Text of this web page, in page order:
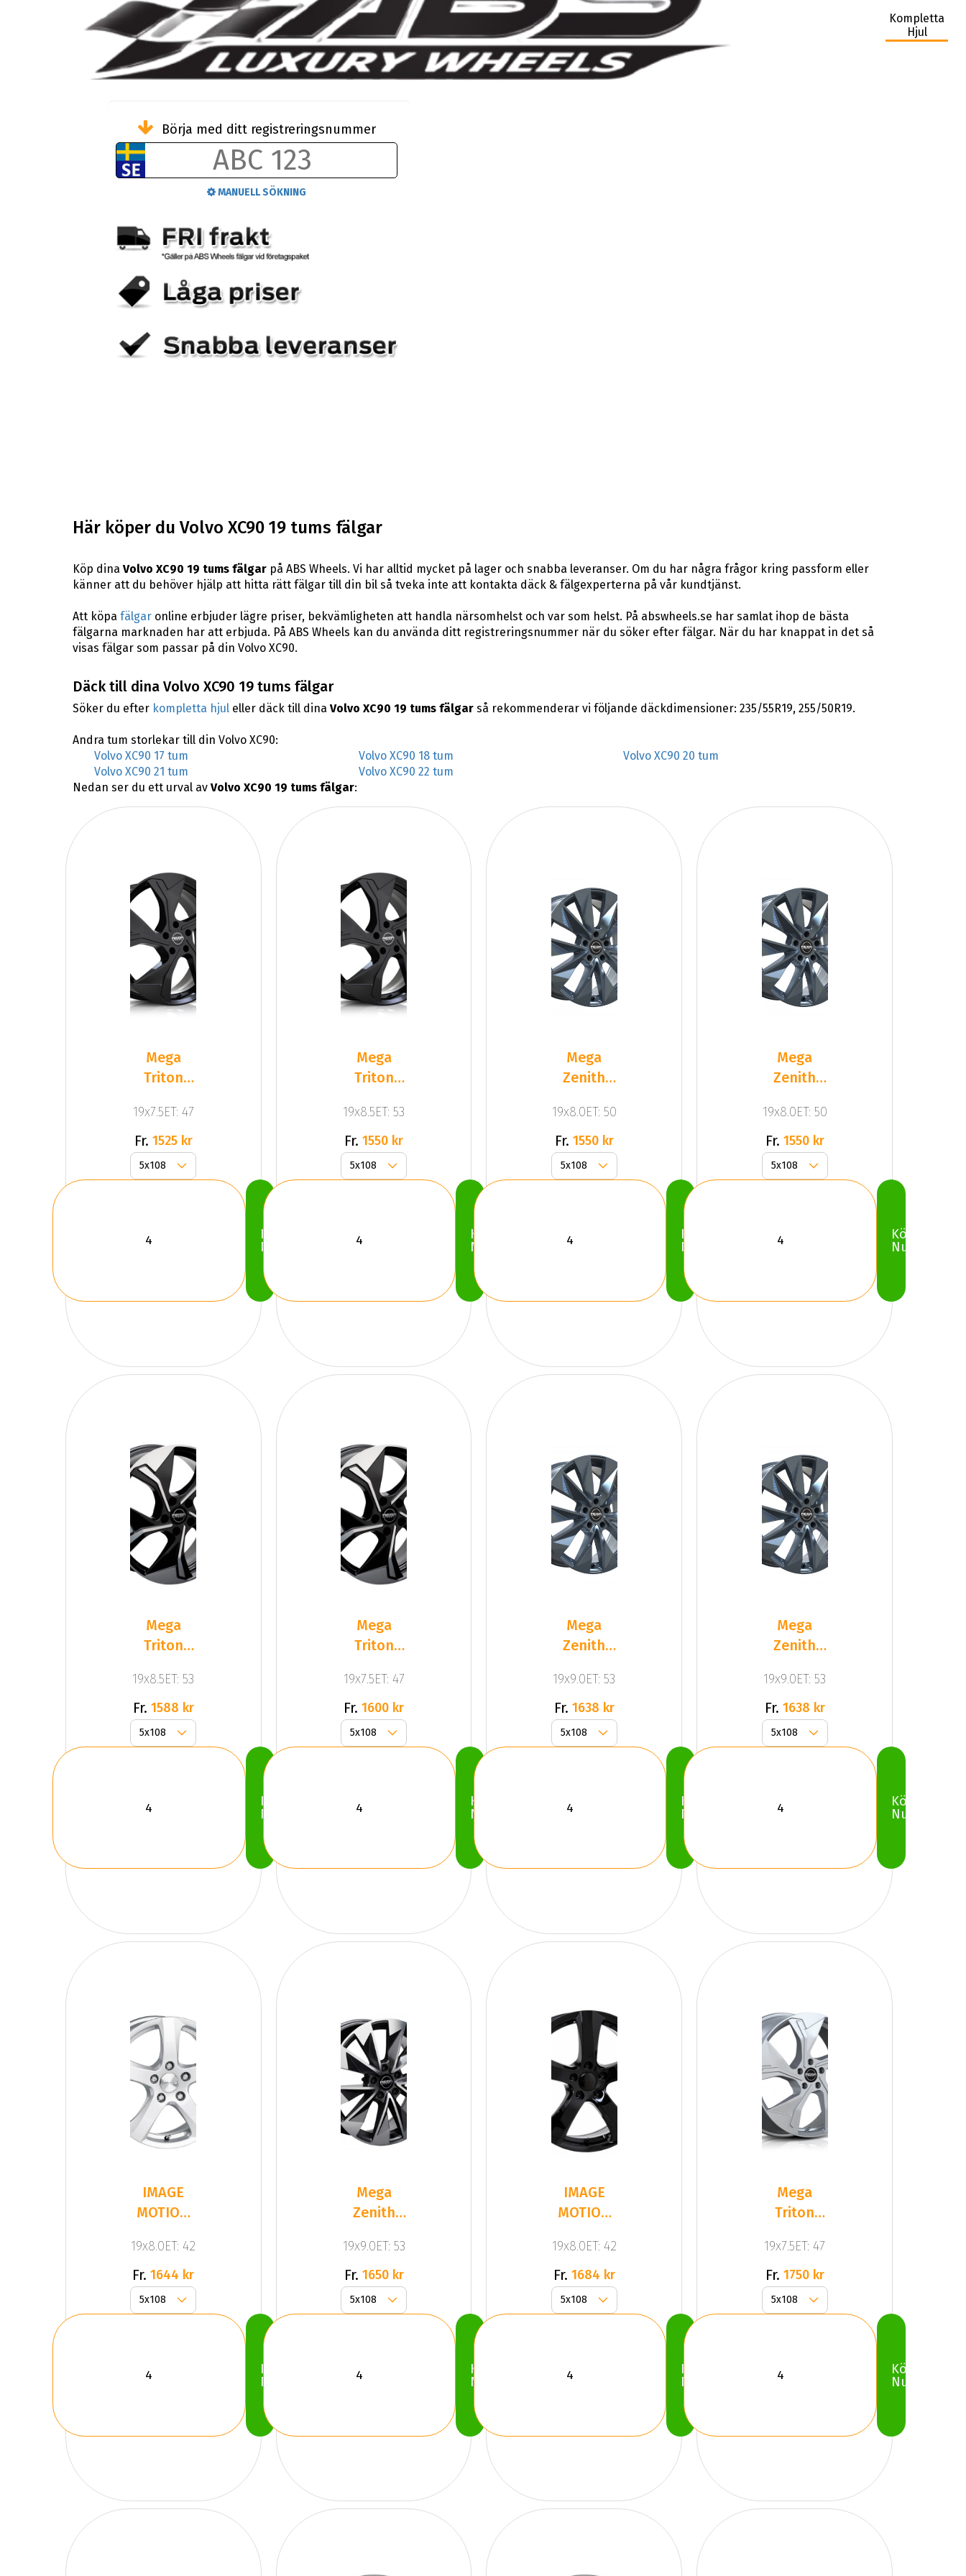
Kompletta
Hjul
Börja med ditt registreringsnummer
MANUELL SÖKNING
Här köper du Volvo XC90 19 tums fälgar
Köp dina Volvo XC90 19 tums fälgarpå ABS Wheels. Vi har alltid mycket på lager och snabba leveranser. Om du har några frågor kring passform eller
känner att du behöver hjälp att hitta rätt fälgar till din bil så tveka inte att kontakta däck & fälgexperterna på vår kundtjänst.
Att köpa fälgaronline erbjuder lägre priser, bekvämligheten att handla närsomhelst och var som helst. På abswheels.se har samlat ihop de bästa
fälgarna marknaden har att erbjuda. På ABS Wheels kan du använda ditt registreringsnummer när du söker efter fälgar. När du har knappat in det så
visas fälgar som passar på din Volvo XC90.
Däck till dina Volvo XC90 19 tums fälgar
Söker du efter kompletta hjuleller däck till dina Volvo XC90 19 tums fälgarså rekommenderar vi följande däckdimensioner: 235/55R19, 255/50R19.
Andra tum storlekar till din Volvo XC90:
Volvo XC90 17 tum
Volvo XC90 18 tum
Volvo XC90 20 tum
Volvo XC90 21 tum
Volvo XC90 22 tum
Nedan ser du ett urval av Volvo XC90 19 tums fälgar:
Mega
Triton
19x7.5ET: 47
Fr. 1525 kr
Köp
Nu
Mega
Triton
19x8.5ET: 53
Fr. 1550 kr
Köp
Nu
Mega
Zenith
Grey
19x8.0ET: 50
Fr. 1550 kr
Köp
Nu
Mega
Zenith
Grey
19x8.0ET: 50
Fr. 1550 kr
Köp
Nu
Mega
Triton
Front
Polished
19x8.5ET: 53
Fr. 1588 kr
Köp
Nu
Mega
Triton
Front
Polished
19x7.5ET: 47
Fr. 1600 kr
Köp
Nu
Mega
Zenith
Grey
19x9.0ET: 53
Fr. 1638 kr
Köp
Nu
Mega
Zenith
Grey
19x9.0ET: 53
Fr. 1638 kr
Köp
Nu
IMAGE
MOTION
19x8.0ET: 42
Fr. 1644 kr
Köp
Nu
Mega
Zenith
Grey
Front
19x9.0ET: 53
Fr. 1650 kr
Köp
Nu
IMAGE
MOTION
BLACK
19x8.0ET: 42
Fr. 1684 kr
Köp
Nu
Mega
Triton
Silver
19x7.5ET: 47
Fr. 1750 kr
Köp
Nu